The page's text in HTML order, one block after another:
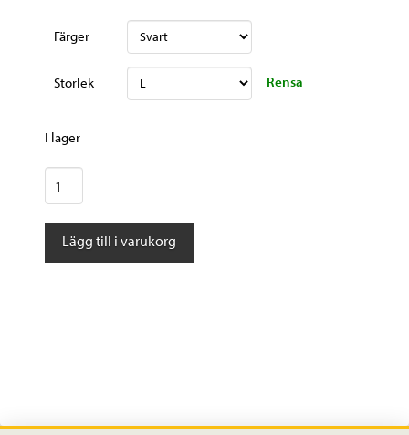
Färger
Storlek Rensa
I lager
Pearl
Izumi
Tröja
Quest
Lägg till i varukorg